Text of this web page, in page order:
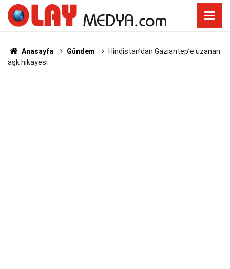
Anasayfa Gündem
Hindistan’dan Gaziantep’e uzanan
aşk hikayesi